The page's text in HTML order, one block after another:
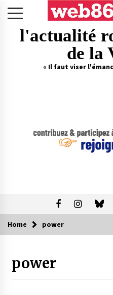
l'actualité
de la
« Il faut viser
Home power
power